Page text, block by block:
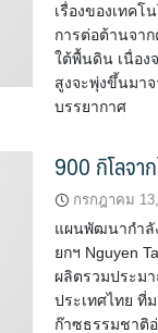
เรื่องของเทคโ
การต่อต้านจา
ใต้พื้นดิน เนื่อง
สูงจะพุ่งขึ้นมา
บรรยากาศ
900 กิโลจา
กรกฎาคม
แผนพัฒนากำลั
ยกฯ Nguyen
ผลิตรวมประม
ประเทศไทย ที่
ก๊าซธรรมชาติ